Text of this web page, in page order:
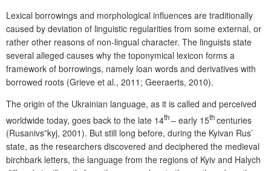
Lexical borrowings and morphological influences are traditionally
caused by deviation of linguistic regularities from some external, or
rather other reasons of non-lingual character. The linguists state
several alleged causes why the toponymical lexicon forms a
framework of borrowings, namely loan words and derivatives with
borrowed roots (Grieve et al., 2011; Geeraerts, 2010).
The origin of the Ukrainian language, as it is called and perceived
worldwide today, goes back to the late 14th– early 15thcenturies
(Rusanivs”kyj, 2001). But still long before, during the Kyivan Rus’
state, as the researchers discovered and deciphered the medieval
birchbark letters, the language from the regions of Kyiv and Halych